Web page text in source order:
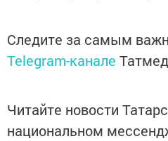
Следите за самым
Telegram-канале
Читайте новости
национальном